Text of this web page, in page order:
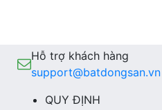
Hỗ trợ khách hàng
support@batdongsan.vn
QUY ĐỊNH